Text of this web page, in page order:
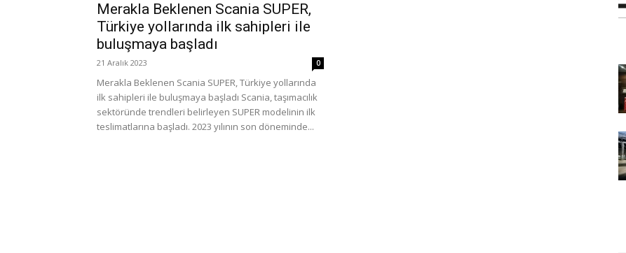
Merakla Beklenen Scania SUPER,
Türkiye yollarında ilk sahipleri ile
buluşmaya başladı
21 Aralık 2023 0
Merakla Beklenen Scania SUPER, Türkiye yollarında
ilk sahipleri ile buluşmaya başladı Scania, taşımacılık
sektöründe trendleri belirleyen SUPER modelinin ilk
teslimatlarına başladı. 2023 yılının son döneminde...